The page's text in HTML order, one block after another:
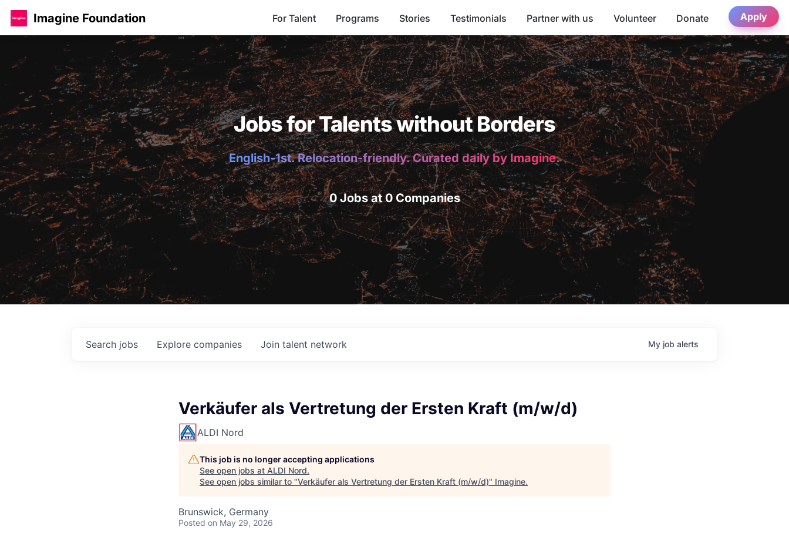
Imagine Foundation For Talent Programs Stories Testimonials Partner with us Volunteer Donate Apply
Jobs for Talents without Borders
English-1st. Relocation-friendly. Curated daily by Imagine.
0 Jobs at 0 Companies
Search jobs Explore companies Join talent network My job alerts
Verkäufer als Vertretung der Ersten Kraft (m/w/d)
ALDI Nord
This job is no longer accepting applications
See open jobs at ALDI Nord.
See open jobs similar to "Verkäufer als Vertretung der Ersten Kraft (m/w/d)" Imagine.
Brunswick, Germany
Posted on May 29, 2026